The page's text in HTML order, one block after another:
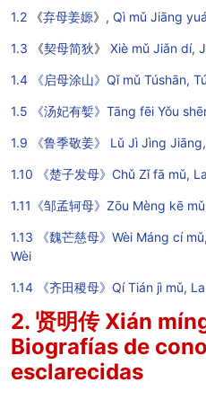
1.2 《弃母姜嫄》 , Qì mǔ Jiāng
1.3 《契母简狄》 Xiè mǔ Jiǎn dí,
1.4 《启母涂山》Qǐ mǔ Túshān,
1.5 《汤妃有㜪》Tāng fēi Yǒu
1.9 《鲁季敬姜》 Lǔ Jì Jìng
1.10 《楚子发母》Chǔ Zǐ fā mǔ,
1.11《邹孟轲母》Zōu Mèng kē
1.13 《魏芒慈母》Wèi Máng cí
Wèi
1.14 《齐田稷母》Qí Tián jì mǔ,
2. 贤明传 Xián
Biografías de
esclarecidas